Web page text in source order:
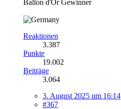
Ballon d'Or Gewinner
Reaktionen
3.387
Punkte
19.002
Beiträge
3.064
3. August 2025 um 16:14
#367